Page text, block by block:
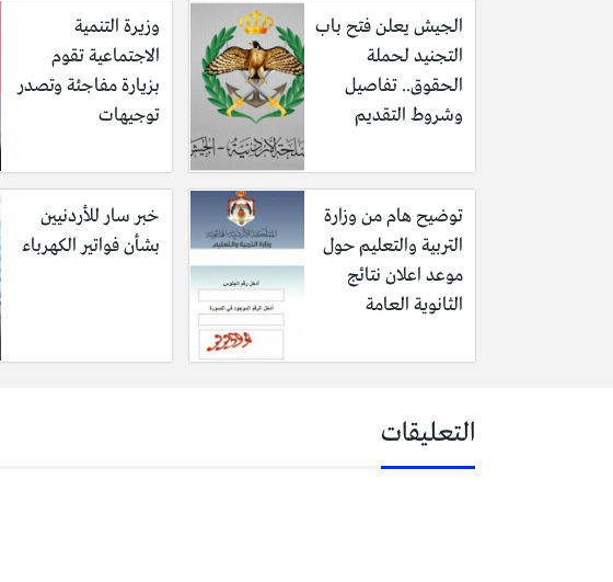
الجيش يعلن فتح باب
التجنيد لحملة
الحقوق.. تفاصيل
وشروط التقديم
وزيرة التنمية
الاجتماعية تقوم
بزيارة مفاجئة وتصدر
توجيهات
توضيح هام من وزارة
التربية والتعليم حول
موعد اعلان نتائج
الثانوية العامة
خبر سار للأردنيين
بشأن فواتير الكهرباء
التعليقات